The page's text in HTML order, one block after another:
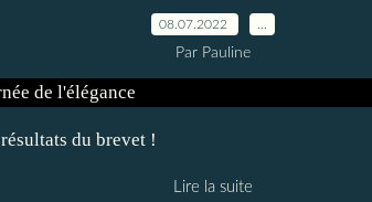
08.07.2022
Par Pauline
du brevet !
Lire la suite